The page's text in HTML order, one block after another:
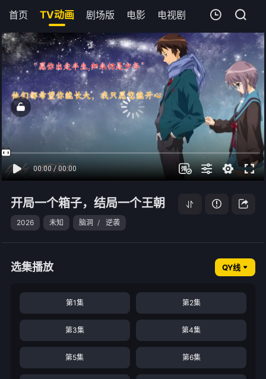
首页 TV动画 剧场版 电影 电视剧 短剧 今日更新
我的观影记录
第10集
开局一个箱子，结局一个王朝
清空
开局一个箱子，结局一个王朝
2026 未知 脑洞 / 逆袭
选集播放 QY线
第1集 第2集
第3集 第4集
第5集 第6集